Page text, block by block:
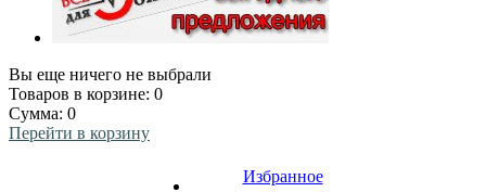
Вы еще ничего не выбрали
Товаров в корзине: 0
Сумма: 0
Перейти в корзину
Избранное